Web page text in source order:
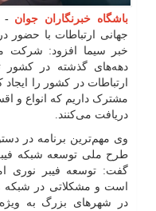
باشگاه خبرنگاران جوان-
جهانی ارتباطات با حضور
خبر سیما افزود: شرکت
دهه‌های گذشته در کشور
مشترک داریم که انواع و
دریافت می‌کنند.
وی مهم‌ترین برنامه در
طرح ملی توسعه شبکه
گفت: توسعه فیبر نوری
است و مشکلاتی در شبکه
در شهر‌های بزرگ به